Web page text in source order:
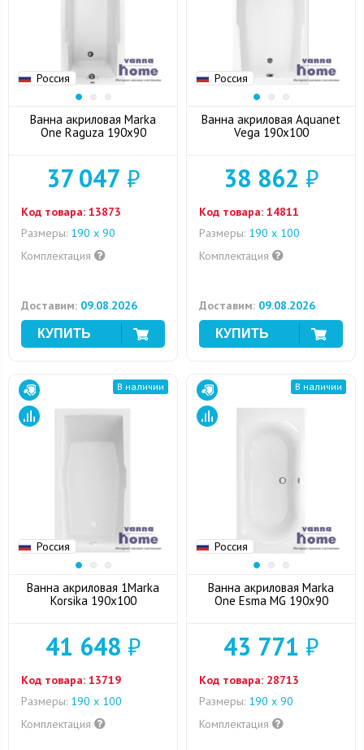
Россия
Ванна акриловая Marka
One Raguza 190x90
37 047 ₽
Код товара: 13873
Размеры: 190 х 90
Комплектация
Доставим: 09.08.2026
Россия
Ванна акриловая Aquanet
Vega 190x100
38 862 ₽
Код товара: 14811
Размеры: 190 x 100
Комплектация
Доставим: 09.08.2026
Россия
В наличии
Ванна акриловая 1Marka
Korsika 190x100
41 648 ₽
Код товара: 13719
Размеры: 190 x 100
Комплектация
Россия
В наличии
Ванна акриловая Marka
One Esma MG 190x90
43 771 ₽
Код товара: 28713
Размеры: 190 х 90
Комплектация